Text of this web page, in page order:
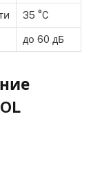
35 °C
до 60 дБ